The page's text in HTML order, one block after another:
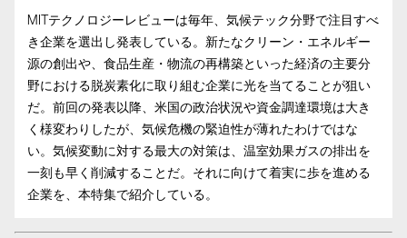
MITテクノロジーレビューは毎年、気候テック分野で注目すべ
き企業を選出し発表している。新たなクリーン・エネルギー
源の創出や、食品生産・物流の再構築といった経済の主要分
野における脱炭素化に取り組む企業に光を当てることが狙い
だ。前回の発表以降、米国の政治状況や資金調達環境は大き
く様変わりしたが、気候危機の緊迫性が薄れたわけではな
い。気候変動に対する最大の対策は、温室効果ガスの排出を
一刻も早く削減することだ。それに向けて着実に歩を進める
企業を、本特集で紹介している。